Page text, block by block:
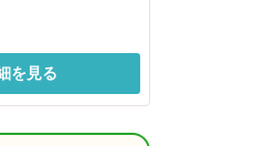
を見る